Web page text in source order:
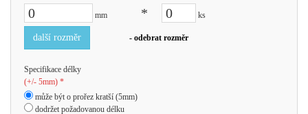
mm * ks
další rozměr - odebrat rozměr
Specifikace délky
(+/- 5mm) *
může být o prořez kratší (5mm)
dodržet požadovanou délku